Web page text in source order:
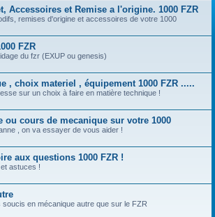
Accessoires et Remise a l'origine. 1000 FZR
remises d'origine et accessoires de votre 1000
FZR
du fzr (EXUP ou genesis)
, choix materiel , équipement 1000 FZR .....
sur un choix à faire en matière technique !
ou cours de mecanique sur votre 1000
, on va essayer de vous aider !
aux questions 1000 FZR !
astuces !
soucis en mécanique autre que sur le FZR